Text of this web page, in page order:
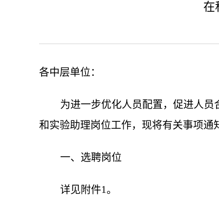
在
各中层单位：
为进一步优化人员配置，促进人
和实验助理岗位工作，现将有关事项通
一、选聘岗位
详见附件1。